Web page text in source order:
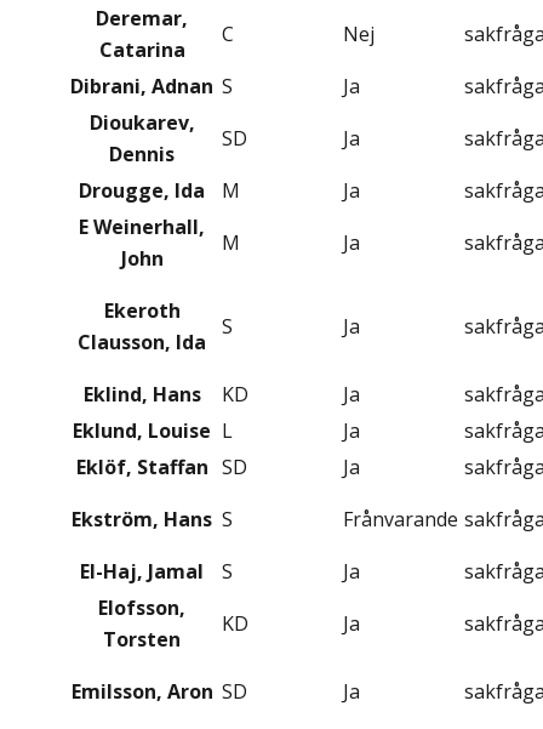
Deremar,
Catarina
C Nej
Dibrani, Adnan S Ja
Dioukarev,
Dennis
SD Ja
Drougge, Ida
M Ja
E Weinerhall,
John
M Ja
Ekeroth
Clausson, Ida
S Ja
Eklind, Hans KD Ja
Eklund, Louise L Ja
Eklöf, Staffan SD Ja
Ekström, Hans S Frånvarande
El-Haj, Jamal
S Ja
Elofsson,
Torsten
KD Ja
Emilsson, Aron SD Ja